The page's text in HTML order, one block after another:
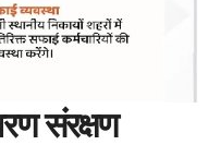
संरक्षण